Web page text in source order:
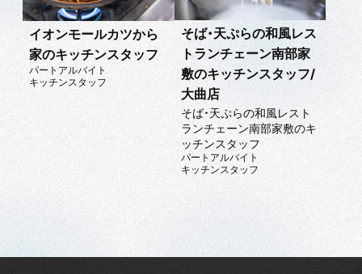
イオンモールカツから
家のキッチンスタッフ
パートアルバイト
キッチンスタッフ
そば・天ぷらの和風レス
トランチェーン南部家
敷のキッチンスタッフ/
大曲店
そば・天ぷらの和風レスト
ランチェーン南部家敷のキ
ッチンスタッフ
パートアルバイト
キッチンスタッフ